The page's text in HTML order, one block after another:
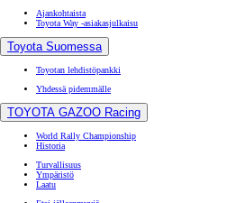
Ajankohtaista
Toyota Way -asiakasjulkaisu
Toyota Suomessa
Toyotan lehdistöpankki
Yhdessä pidemmälle
TOYOTA GAZOO Racing
World Rally Championship
Historia
Turvallisuus
Ympäristö
Laatu